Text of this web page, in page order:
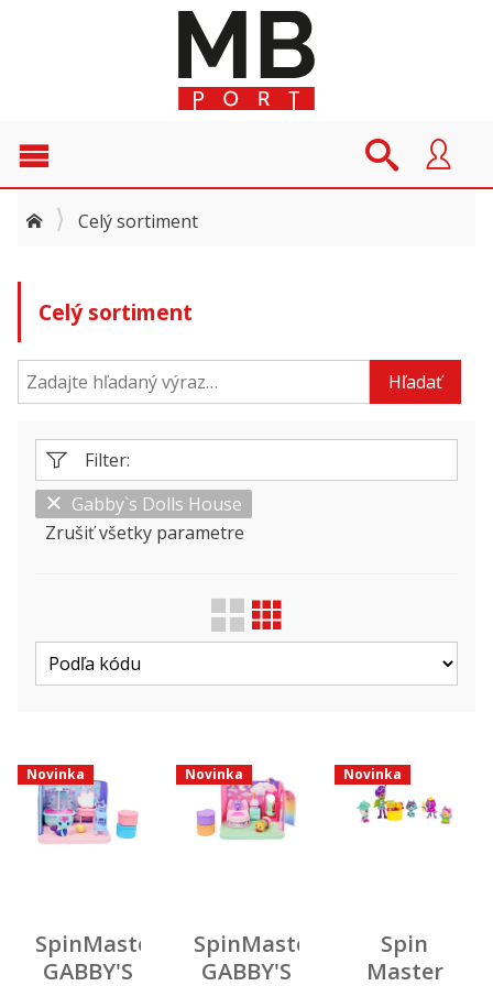
Celý sortiment
Celý sortiment
Hľadať
Filter:
Gabby`s Dolls House
Zrušiť všetky parametre
SpinMaster
GABBY'S
Novinka
SpinMaster
GABBY'S
Novinka
Spin
Master
Novinka